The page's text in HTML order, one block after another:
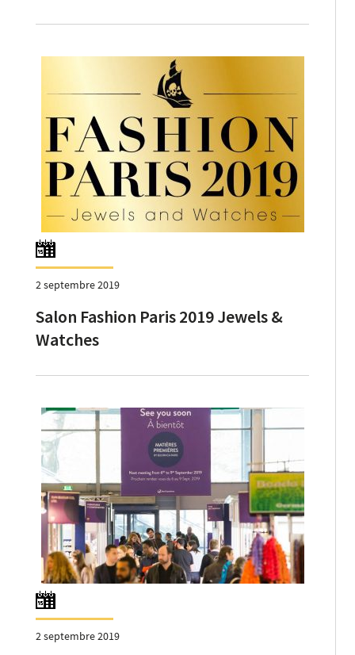
2 septembre 2019
Salon Fashion Paris 2019 Jewels &
Watches
2 septembre 2019